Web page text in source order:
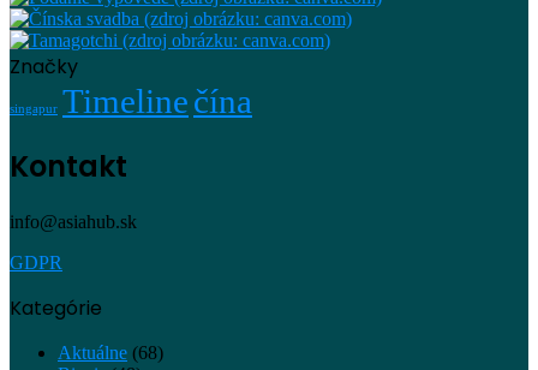
Značky
singapur Timelinečína
Kontakt
info@asiahub.sk
GDPR
Kategórie
Aktuálne (68)